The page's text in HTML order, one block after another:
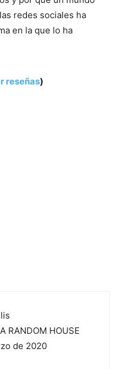
redes sociales ha
en la que lo ha
reseñas)
RANDOM HOUSE
de 2020